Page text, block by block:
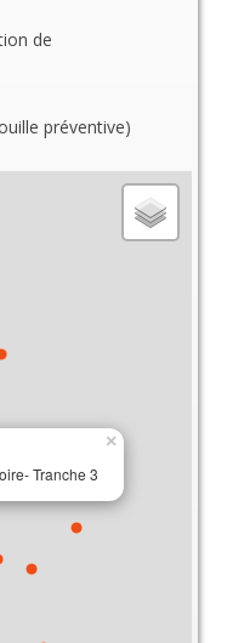
de
préventive)
Tranche 3
×